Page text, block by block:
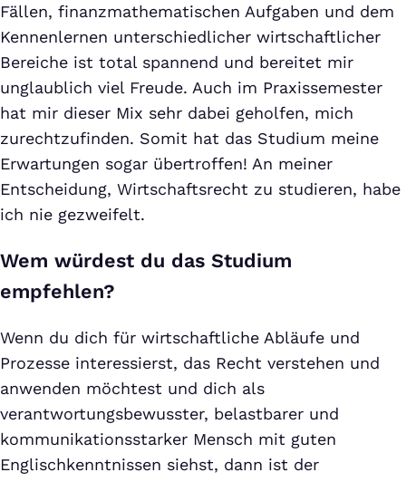
Fällen, finanzmathematischen Aufgaben und dem
Kennenlernen unterschiedlicher wirtschaftlicher
Bereiche ist total spannend und bereitet mir
unglaublich viel Freude. Auch im Praxissemester
hat mir dieser Mix sehr dabei geholfen, mich
zurechtzufinden. Somit hat das Studium meine
Erwartungen sogar übertroffen! An meiner
Entscheidung, Wirtschaftsrecht zu studieren, habe
ich nie gezweifelt.
Wem würdest du das Studium
empfehlen?
Wenn du dich für wirtschaftliche Abläufe und
Prozesse interessierst, das Recht verstehen und
anwenden möchtest und dich als
verantwortungsbewusster, belastbarer und
kommunikationsstarker Mensch mit guten
Englischkenntnissen siehst, dann ist der